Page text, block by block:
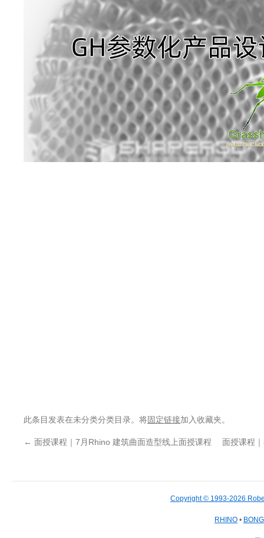
此条目发表在未分类分类目录。将固定链接加入收藏夹。
← 面授课程｜7月Rhino 建筑曲面造型线上面授课程 面授课程
Copyright © 1993-2026
RHINO •